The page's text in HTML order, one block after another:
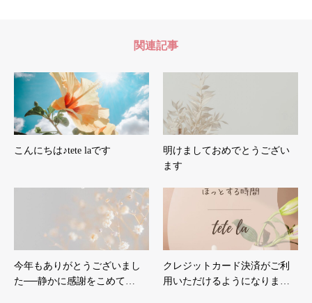
関連記事
こんにちは♪tete laです
明けましておめでとうござい
ます
今年もありがとうございまし
た──静かに感謝をこめて…
クレジットカード決済がご利
用いただけるようになりま…